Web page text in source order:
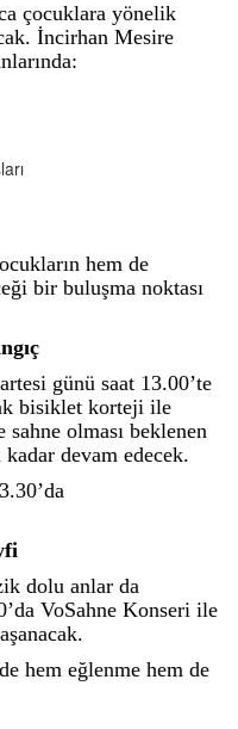
çocuklara yönelik
İncirhan Mesire
hem de
bir buluşma noktası
günü saat 13.00’te
bisiklet korteji ile
olması beklenen
devam edecek.
dolu anlar da
VoSahne Konseri ile
hem eğlenme hem de